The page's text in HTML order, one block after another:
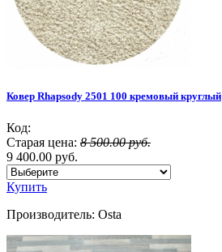
Ковер Rhapsody 2501 100 кремовый круглый
Код:
Старая цена: 8 500.00 руб.
9 400.00 руб.
Купить
Производитель: Osta